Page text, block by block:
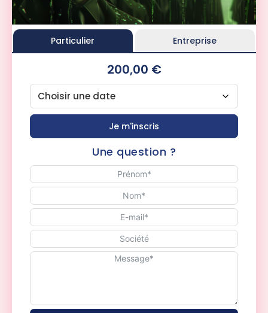
Particulier Entreprise
200,00 €
Je m'inscris
Une question ?